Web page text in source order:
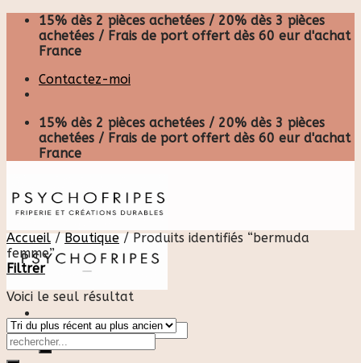
Skip
content
15% dès 2 pièces achetées / 20% dès 3 pièces
achetées / Frais de port offert dès 60 eur d'achat
France
Contactez-moi
15% dès 2 pièces achetées / 20% dès 3 pièces
achetées / Frais de port offert dès 60 eur d'achat
France
Recherche
pour :
Accueil / Boutique /Produits identifiés “bermuda
femme”
Filtrer
Voici le seul résultat